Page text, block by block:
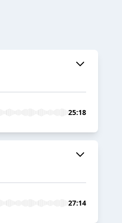
25:18
27:14